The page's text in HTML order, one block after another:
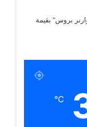
بروس” بقيمة
℃